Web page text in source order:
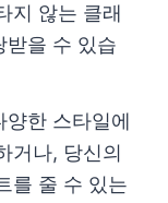
지 않는 클래
받을 수 있습
한 스타일에
거나, 당신의
를 줄 수 있는